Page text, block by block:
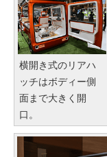
横開き式のリアハ
ッチはボディー側
面まで大きく開
口。